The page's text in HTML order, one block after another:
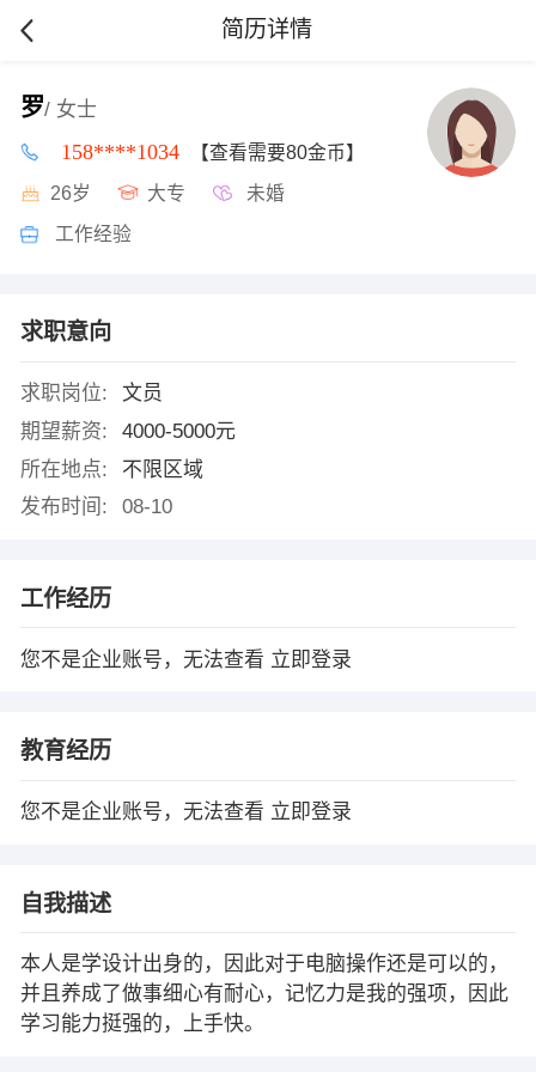
简历详情
罗/ 女士
158****1034 【查看需要80金币】
26岁 大专 未婚
工作经验
求职意向
求职岗位:
文员
期望薪资:
4000-5000元
所在地点:
不限区域
发布时间:
08-10
工作经历
您不是企业账号，无法查看 立即登录
教育经历
您不是企业账号，无法查看 立即登录
自我描述
本人是学设计出身的，因此对于电脑操作还是可以的，
并且养成了做事细心有耐心，记忆力是我的强项，因此
学习能力挺强的，上手快。